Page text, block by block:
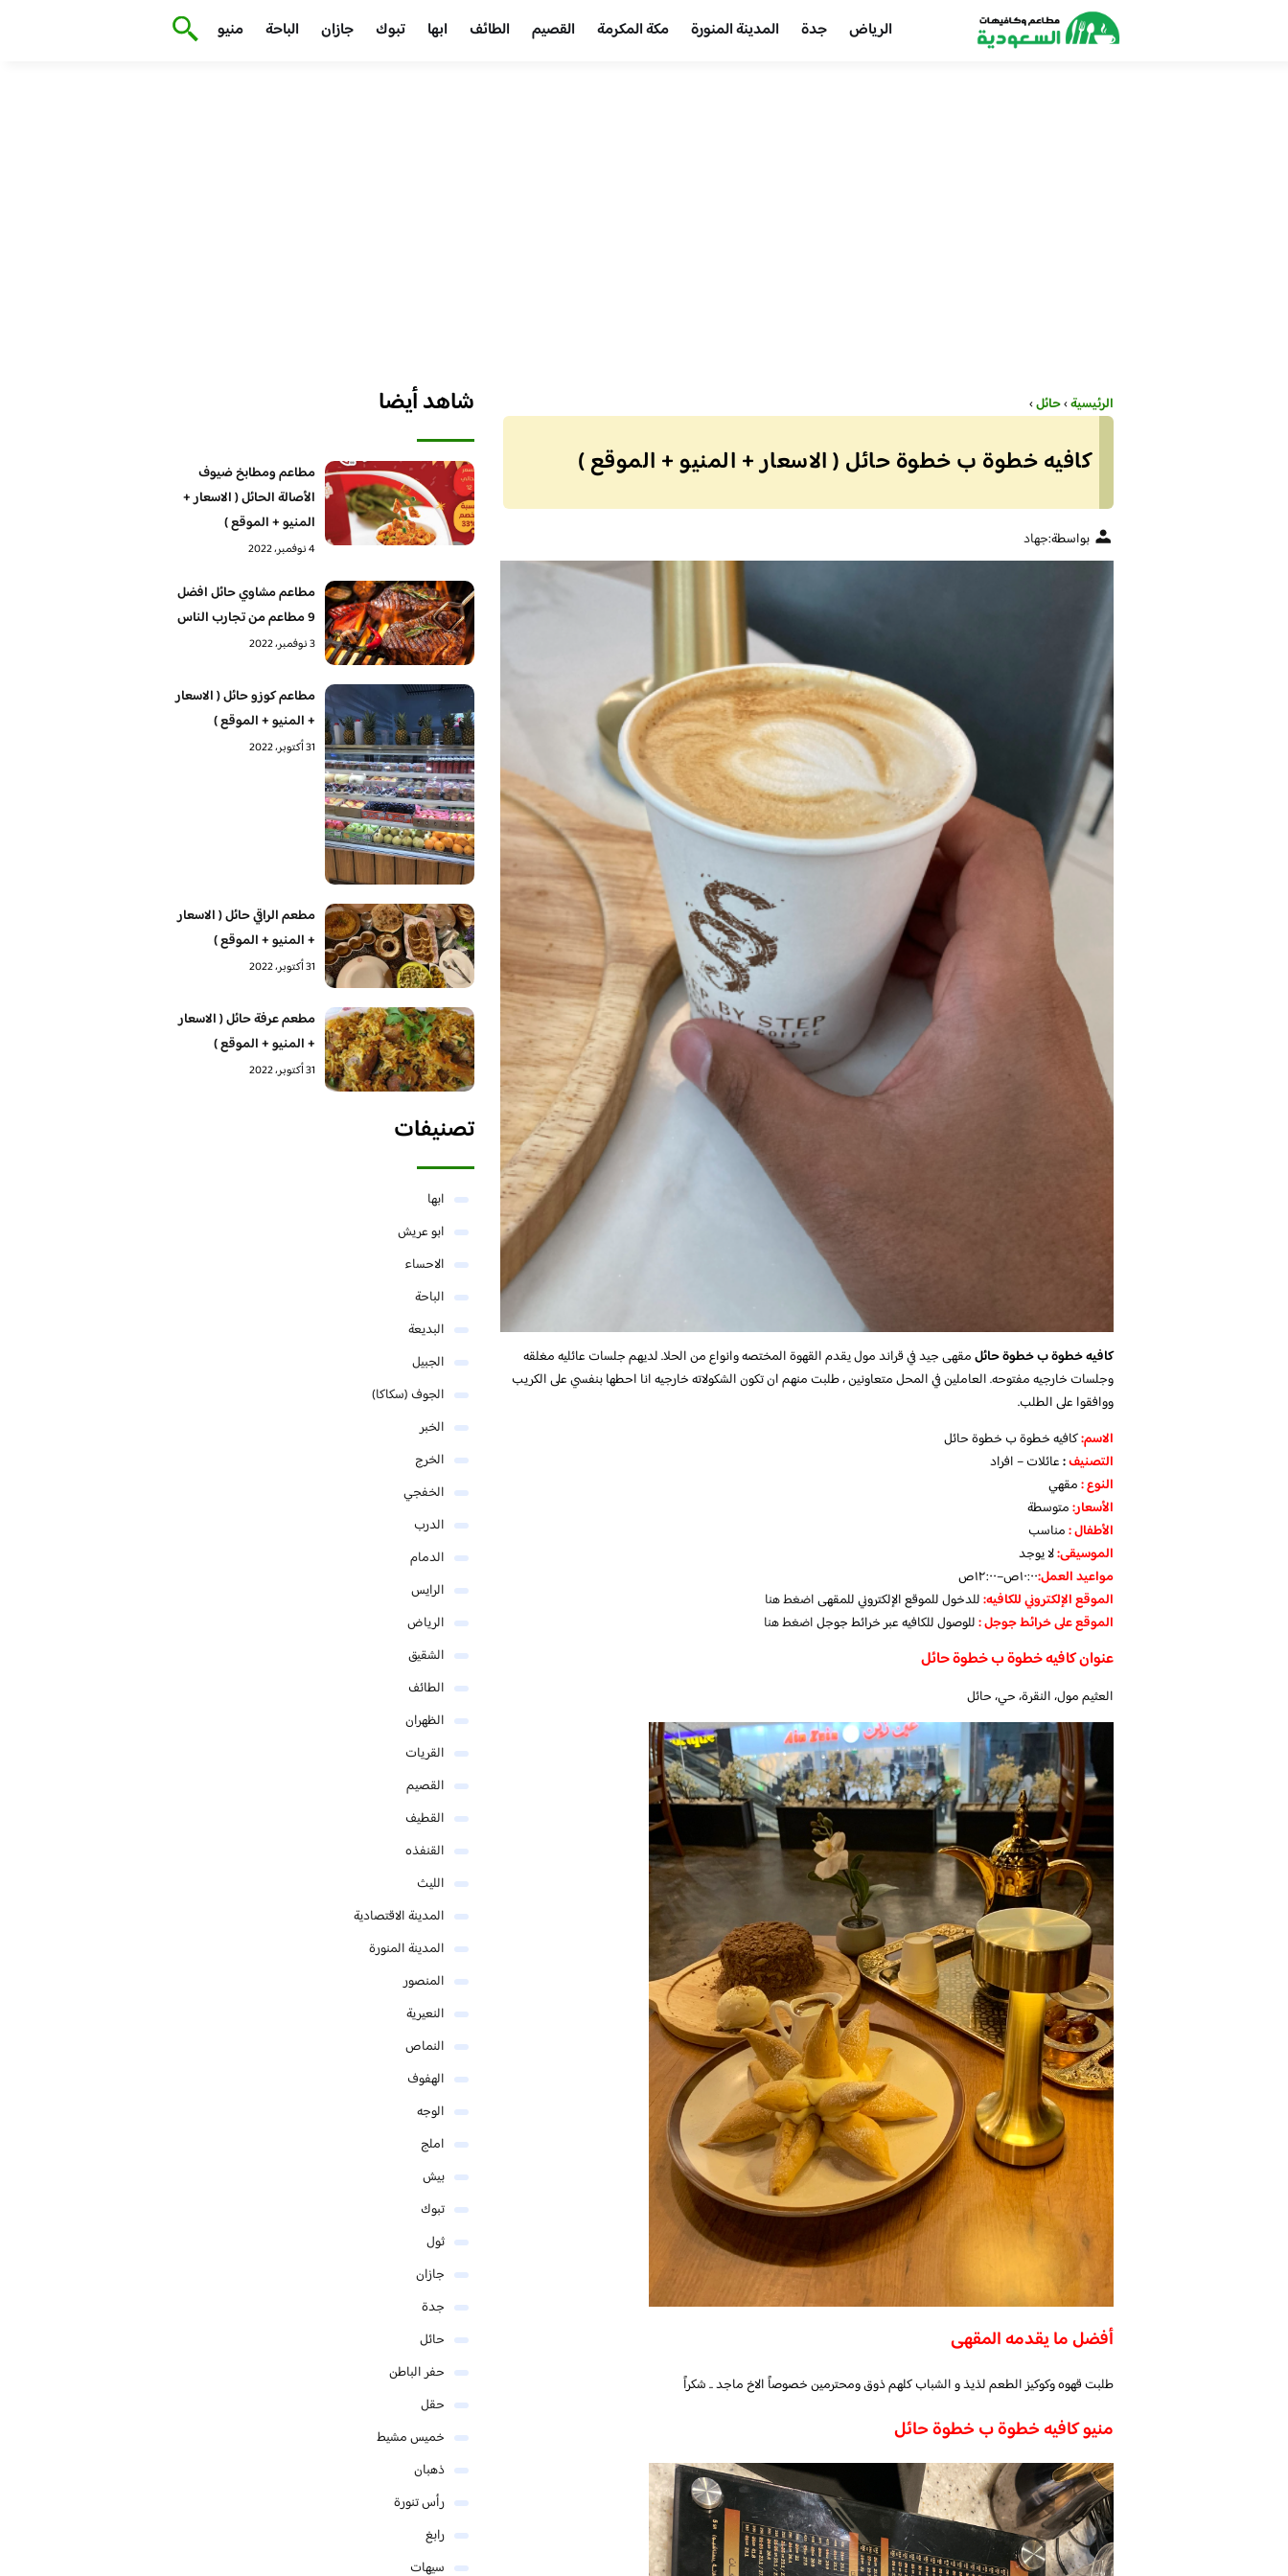
الرياض جدة المدينة المنورة مكة المكرمة القصيم الطائف ابها تبوك جازان الباحة منيو
الرئيسية›حائل›
كافيه خطوة ب خطوة حائل ( الاسعار + المنيو + الموقع )
بواسطة:جهاد
كافيه خطوة ب خطوة حائلمقهى جيد في قراند مول يقدم القهوة المختصه وانواع من الحلا. لديهم جلسات عائليه مغلقه
وجلسات خارجيه مفتوحه. العاملين في المحل متعاونين ، طلبت منهم ان تكون الشكولاته خارجيه انا احطها بنفسي على الكريب
ووافقوا على الطلب.
الاسم:كافيه خطوة ب خطوة حائل
التصنيف:عائلات – افراد
النوع :مقهي
الأسعار:متوسطة
الأطفال:مناسب
الموسيقى:لا يوجد
مواعيد العمل:١٠:٠٠ص–١٢:٠٠ص
الموقع الإلكتروني للكافيه:للدخول للموقع الإلكتروني للمقهىاضغط هنا
الموقع على خرائط جوجل:للوصول للكافيه عبر خرائط جوجلاضغط هنا
عنوان كافيه خطوة ب خطوة حائل
العثيم مول، النقرة، حي، حائل
أفضل ما يقدمه المقهى
طلبت قهوه وكوكيز الطعم لذيذ و الشباب كلهم ذوق ومحترمين خصوصاً الاخ ماجد .. شكراً
منيو كافيه خطوة ب خطوة حائل
شاهد أيضا
مطاعم ومطابخ ضيوف
الأصالة الحائل ( الاسعار +
المنيو + الموقع )
4 نوفمبر، 2022
مطاعم مشاوي حائل افضل
9 مطاعم من تجارب الناس
3 نوفمبر، 2022
مطاعم كوزو حائل ( الاسعار
+ المنيو + الموقع )
31 أكتوبر، 2022
مطعم الراقي حائل ( الاسعار
+ المنيو + الموقع )
31 أكتوبر، 2022
مطعم عرفة حائل ( الاسعار
+ المنيو + الموقع )
31 أكتوبر، 2022
تصنيفات
ابها
ابو عريش
الاحساء
الباحة
البديعة
الجبيل
الجوف (سكاكا)
الخبر
الخرج
الخفجي
الدرب
الدمام
الرايس
الرياض
الشقيق
الطائف
الظهران
القريات
القصيم
القطيف
القنفذه
الليث
المدينة الاقتصادية
المدينة المنورة
المنصور
النعيرية
النماص
الهفوف
الوجه
املج
بيش
تبوك
ثول
جازان
جدة
حائل
حفر الباطن
حقل
خميس مشيط
ذهبان
رأس تنورة
رابغ
سيهات